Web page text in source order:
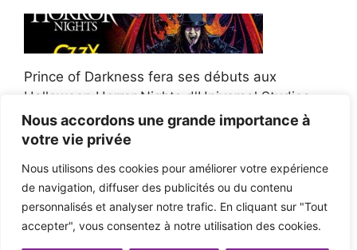
Nous accordons une grande importance à
votre vie privée
Nous utilisons des cookies pour améliorer votre expérience
de navigation, diffuser des publicités ou du contenu
personnalisés et analyser notre trafic. En cliquant sur "Tout
accepter", vous consentez à notre utilisation des cookies.
Prince of Darkness fera ses débuts aux
Halloween Horror Nights d'Universal Studios
Afroman poursuit un policier de l'Ohio après la
victoire du jury en diffamation